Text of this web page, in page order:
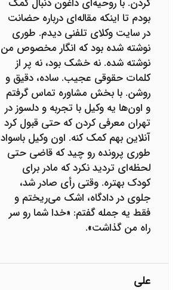
کردن. با روحیه‌ای داغون دنبال کمک
بودم تا اینکه مقاله‌ای درباره حضانت
در سایت وکلای تلفنی دیدم. طوری
نوشته شده بود که انگار مخصوص من
نوشته شده. نه خشک بود، نه پر از
کلمات حقوقی عجیب. ساده، دقیق و
روشن. با بخش مشاوره تماس گرفتم
و اون‌ها یه وکیل با تجربه و دلسوز در
تهران معرفی کردن که حتی قبول کرد
آنلاین بهم کمک کنه. اون وکیل باسواد
طوری پرونده رو چید که قاضی حتی
لحظه‌ای تردید نکرد که مادر برای
کودک بهتره. وقتی رأی صادر شد،
جلوی در دادگاه، اشک می‌ریختم و
فقط یه جمله گفتم: «خدا شما رو سر
راه من گذاشت».
علی